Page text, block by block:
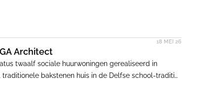
18 MEI 26
Architect
twaalf sociale huurwoningen gerealiseerd in
bakstenen huis in de Delfse school-traditie,